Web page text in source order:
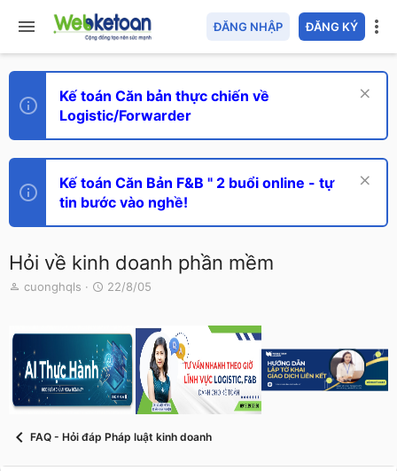
ĐĂNG NHẬP ĐĂNG KÝ
Kế toán Căn bản thực chiến về
Logistic/Forwarder
Kế toán Căn Bản F&B " 2 buổi online - tự
tin bước vào nghề!
Hỏi về kinh doanh phần mềm
T
e
a
d
s
a
cuonghqls
N
y
g
ử
i
22/8/05
FAQ - Hỏi đáp Pháp luật kinh doanh